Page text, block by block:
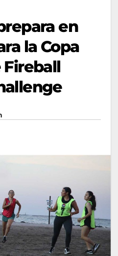
en
la Copa